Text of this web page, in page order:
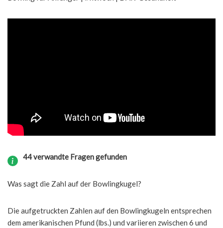
44 verwandte Fragen gefunden
Was sagt die Zahl auf der Bowlingkugel?
Die aufgetruckten Zahlen auf den Bowlingkugeln entsprechen
dem amerikanischen Pfund (lbs.) und variieren zwischen 6 und